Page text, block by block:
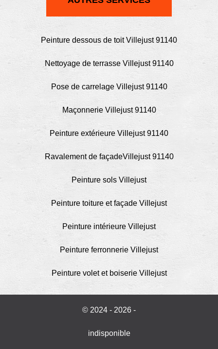
Peinture dessous de toit Villejust 91140
Nettoyage de terrasse Villejust 91140
Pose de carrelage Villejust 91140
Maçonnerie Villejust 91140
Peinture extérieure Villejust 91140
Ravalement de façadeVillejust 91140
Peinture sols Villejust
Peinture toiture et façade Villejust
Peinture intérieure Villejust
Peinture ferronnerie Villejust
Peinture volet et boiserie Villejust
© 2024 - 2026 -
indisponible